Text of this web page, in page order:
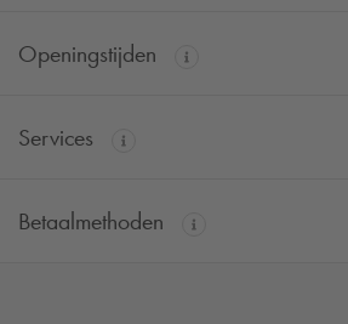
Openingstijden
Services
Betaalmethoden